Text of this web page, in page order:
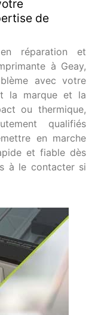
de
réparation et
à Geay,
avec votre
la marque et la
ou thermique,
qualifiés
en marche
et fiable dès
à le contacter si